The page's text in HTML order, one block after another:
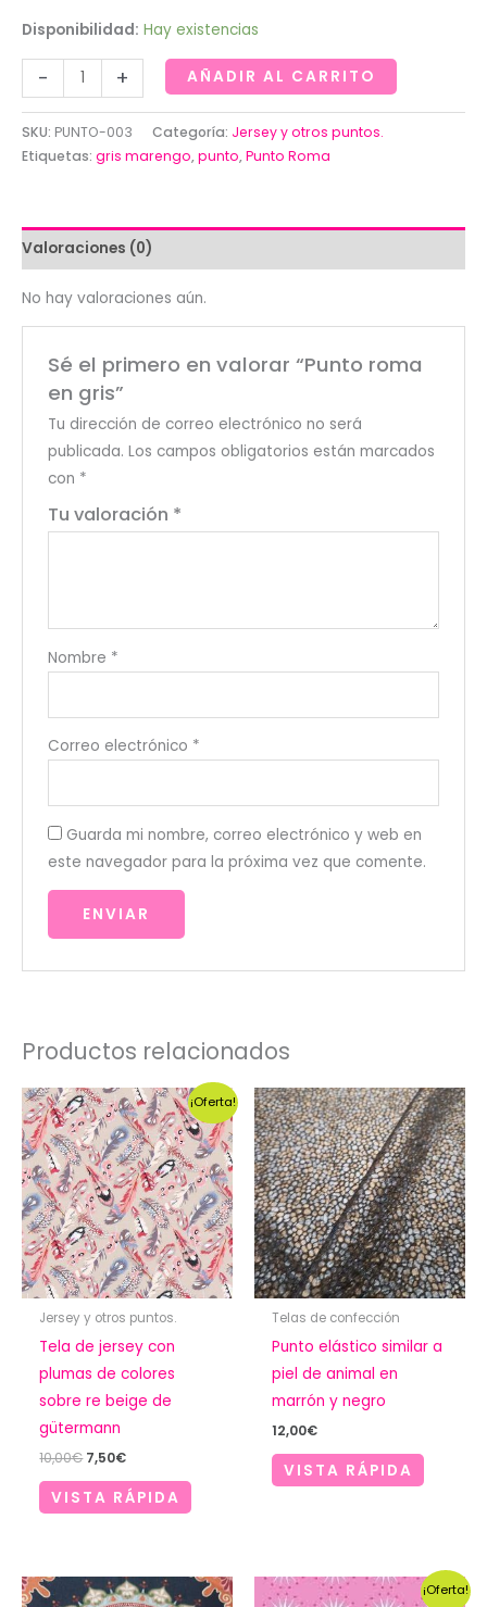
Disponibilidad: Hay existencias
-
roma
en
gris
+ AÑADIR AL CARRITO
SKU: PUNTO-003 Categoría: Jersey y otros puntos.
Etiquetas: gris marengo,punto,Punto Roma
Valoraciones (0)
No hay valoraciones aún.
Sé el primero en valorar “Punto roma
en gris”
Tu dirección de correo electrónico no será
publicada. Los campos obligatorios están marcados
con *
Tu valoración *
Nombre *
Correo electrónico *
Guarda mi nombre, correo electrónico y web en
este navegador para la próxima vez que comente.
Productos relacionados
¡Oferta!
Jersey y otros puntos.
Tela de jersey con
plumas de colores
sobre re beige de
gütermann
10,00€ El
original
era:
7,50€El
actual
es:
VISTA RÁPIDA
Telas de confección
Punto elástico similar a
piel de animal en
marrón y negro
12,00€
VISTA RÁPIDA
¡Oferta!